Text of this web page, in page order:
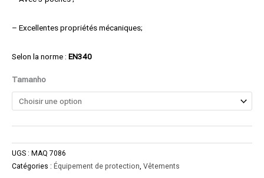
– Excellentes propriétés mécaniques;
Selon la norme : EN340
Tamanho
UGS : MAQ 7086
Catégories : Équipement de protection, Vêtements